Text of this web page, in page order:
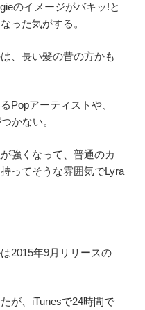
のイメージがバキッ!と
った気がする。
、長い髪の昔の方かも
Popアーティストや、
かない。
強くなって、普通のカ
ってそうな雰囲気でLyra
2015年9月リリースの
が、iTunesで24時間で